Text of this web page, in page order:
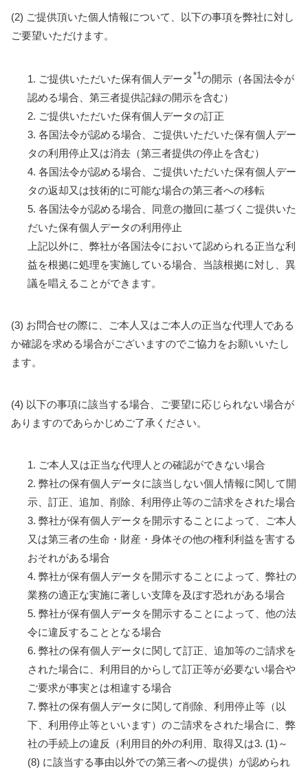
(2) ご提供頂いた個人情報について、以下の事項を弊社に対し
ご要望いただけます。
1. ご提供いただいた保有個人データ*1の開示（各国法令が
認める場合、第三者提供記録の開示を含む）
2. ご提供いただいた保有個人データの訂正
3. 各国法令が認める場合、ご提供いただいた保有個人デー
タの利用停止又は消去（第三者提供の停止を含む）
4. 各国法令が認める場合、ご提供いただいた保有個人デー
タの返却又は技術的に可能な場合の第三者への移転
5. 各国法令が認める場合、同意の撤回に基づくご提供いた
だいた保有個人データの利用停止
上記以外に、弊社が各国法令において認められる正当な利
益を根拠に処理を実施している場合、当該根拠に対し、異
議を唱えることができます。
(3) お問合せの際に、ご本人又はご本人の正当な代理人である
か確認を求める場合がございますのでご協力をお願いいたし
ます。
(4) 以下の事項に該当する場合、ご要望に応じられない場合が
ありますのであらかじめご了承ください。
1. ご本人又は正当な代理人との確認ができない場合
2. 弊社の保有個人データに該当しない個人情報に関して開
示、訂正、追加、削除、利用停止等のご請求をされた場合
3. 弊社が保有個人データを開示することによって、ご本人
又は第三者の生命・財産・身体その他の権利利益を害する
おそれがある場合
4. 弊社が保有個人データを開示することによって、弊社の
業務の適正な実施に著しい支障を及ぼす恐れがある場合
5. 弊社が保有個人データを開示することによって、他の法
令に違反することとなる場合
6. 弊社の保有個人データに関して訂正、追加等のご請求を
された場合に、利用目的からして訂正等が必要ない場合や
ご要求が事実とは相違する場合
7. 弊社の保有個人データに関して削除、利用停止等（以
下、利用停止等といいます）のご請求をされた場合に、弊
社の手続上の違反（利用目的外の利用、取得又は3. (1)～
(8) に該当する事由以外での第三者への提供）が認められ